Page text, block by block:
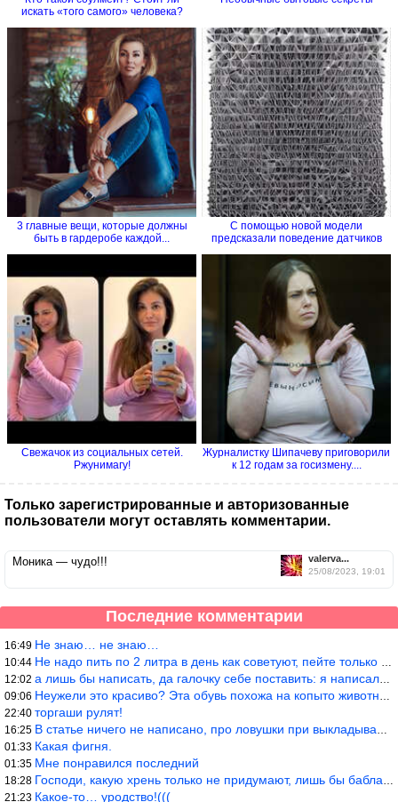
искать «того самого» человека?
3 главные вещи, которые должны
быть в гардеробе каждой...
С помощью новой модели
предсказали поведение датчиков
Свежачок из социальных сетей.
Ржунимагу!
Журналистку Шипачеву приговорили
к 12 годам за госизмену....
Только зарегистрированные и авторизованные
пользователи могут оставлять комментарии.
valerva...
25/08/2023, 19:01
Моника — чудо!!!
Последние комментарии
16:49 Не знаю… не знаю…
10:44 Не надо пить по 2 литра в день как советуют, пейте только когда
12:02 а лишь бы написать, да галочку себе поставить: я написала статью
09:06 Неужели это красиво? Эта обувь похожа на копыто животного, не хв
22:40 торгаши рулят!
16:25 В статье ничего не написано, про ловушки при выкладывании товара
01:33 Какая фигня.
01:35 Мне понравился последний
18:28 Господи, какую хрень только не придумают, лишь бы бабла срубить!
21:23 Какое-то… уродство!(((